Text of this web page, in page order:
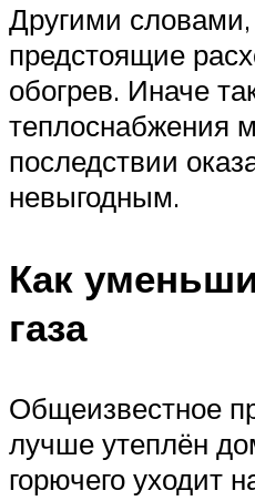
Другими
предстоящие
обогрев. Иначе
теплоснабжения
последствии
невыгодным.
Как
газа
Общеизвестное
лучше утеплён
горючего уходит